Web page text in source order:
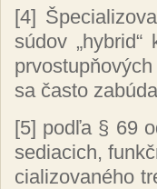
[4]
sú­dov
sa čas­to
[5] pod­ľa § 69
se­dia­cich,
cia­li­zo­va­né­ho